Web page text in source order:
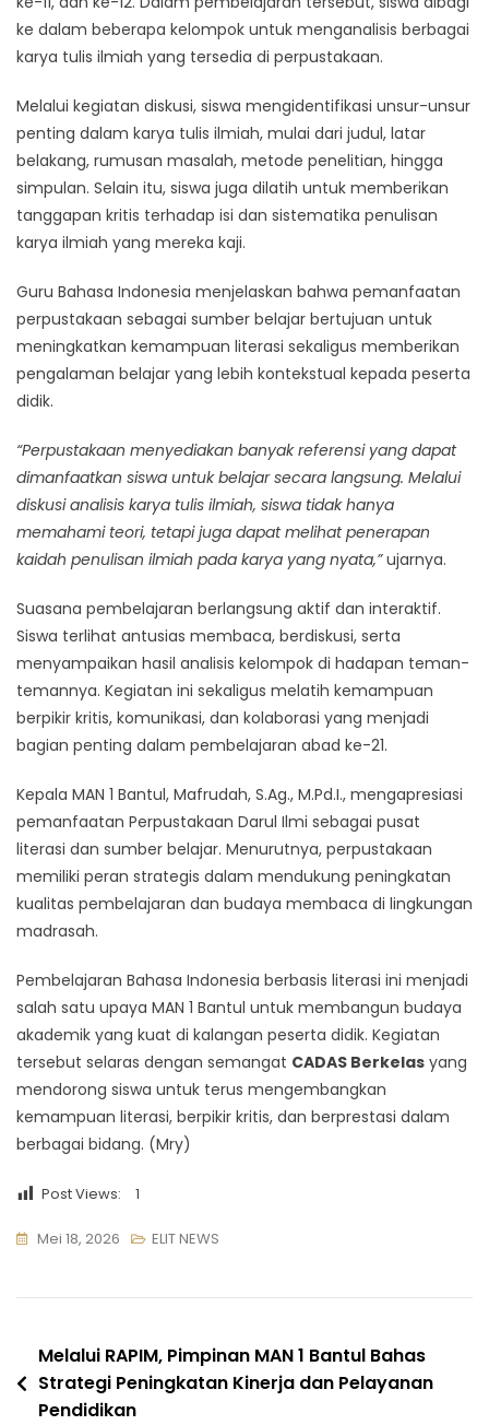
ke dalam beberapa kelompok untuk menganalisis berbagai
karya tulis ilmiah yang tersedia di perpustakaan.
Melalui kegiatan diskusi, siswa mengidentifikasi unsur-unsur
penting dalam karya tulis ilmiah, mulai dari judul, latar
belakang, rumusan masalah, metode penelitian, hingga
simpulan. Selain itu, siswa juga dilatih untuk memberikan
tanggapan kritis terhadap isi dan sistematika penulisan
karya ilmiah yang mereka kaji.
Guru Bahasa Indonesia menjelaskan bahwa pemanfaatan
perpustakaan sebagai sumber belajar bertujuan untuk
meningkatkan kemampuan literasi sekaligus memberikan
pengalaman belajar yang lebih kontekstual kepada peserta
didik.
“Perpustakaan menyediakan banyak referensi yang dapat
dimanfaatkan siswa untuk belajar secara langsung. Melalui
diskusi analisis karya tulis ilmiah, siswa tidak hanya
memahami teori, tetapi juga dapat melihat penerapan
kaidah penulisan ilmiah pada karya yang nyata,”ujarnya.
Suasana pembelajaran berlangsung aktif dan interaktif.
Siswa terlihat antusias membaca, berdiskusi, serta
menyampaikan hasil analisis kelompok di hadapan teman-
temannya. Kegiatan ini sekaligus melatih kemampuan
berpikir kritis, komunikasi, dan kolaborasi yang menjadi
bagian penting dalam pembelajaran abad ke-21.
Kepala MAN 1 Bantul, Mafrudah, S.Ag., M.Pd.I., mengapresiasi
pemanfaatan Perpustakaan Darul Ilmi sebagai pusat
literasi dan sumber belajar. Menurutnya, perpustakaan
memiliki peran strategis dalam mendukung peningkatan
kualitas pembelajaran dan budaya membaca di lingkungan
madrasah.
Pembelajaran Bahasa Indonesia berbasis literasi ini menjadi
salah satu upaya MAN 1 Bantul untuk membangun budaya
akademik yang kuat di kalangan peserta didik. Kegiatan
tersebut selaras dengan semangat CADAS Berkelas yang
mendorong siswa untuk terus mengembangkan
kemampuan literasi, berpikir kritis, dan berprestasi dalam
berbagai bidang. (Mry)
Post Views: 1
Mei 18, 2026 ELIT NEWS
Navigasi
pos
Melalui RAPIM, Pimpinan MAN 1 Bantul Bahas
Strategi Peningkatan Kinerja dan Pelayanan
Pendidikan